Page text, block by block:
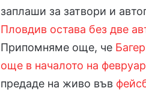
заплаши за затвори и
Пловдив остава без две
Припомняме още, че
още в началото на
предаде на живо във